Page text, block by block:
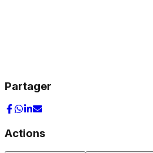
Partager
Actions